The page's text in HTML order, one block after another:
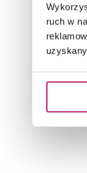
ruch w